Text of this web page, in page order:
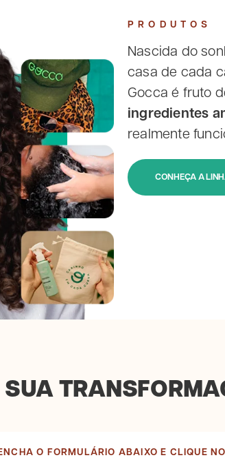
PRODUTOS
Nascida do
casa de cada
Gocca é fruto
ingredientes
realmente
CONHEÇA A
SUA
O FORMULÁRIO ABAIXO E CLIQUE